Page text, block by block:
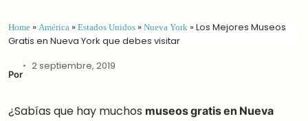
Home »América »Estados Unidos »Nueva York »Los Mejores Museos
Gratis en Nueva York que debes visitar
Por
2 septiembre, 2019
¿Sabías que hay muchos museos gratis en Nueva